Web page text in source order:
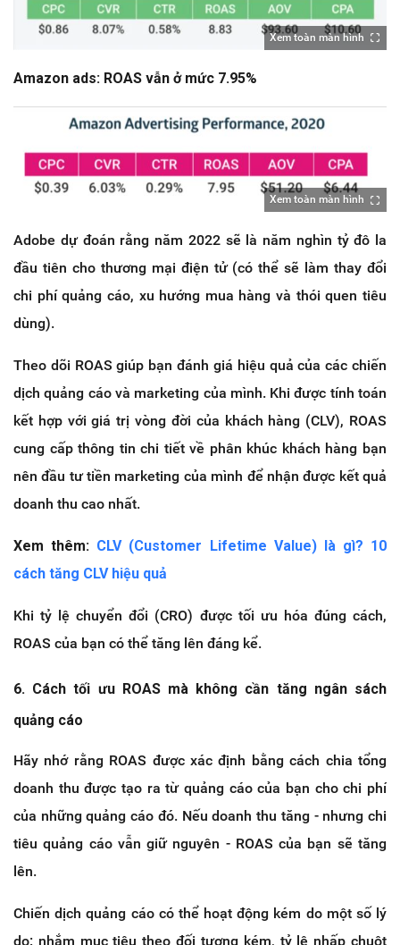
Xem toàn màn hình
Amazon ads: ROAS vẫn ở mức 7.95%
Xem toàn màn hình
Adobe dự đoán rằng năm 2022 sẽ là năm nghìn tỷ đô la
đầu tiên cho thương mại điện tử (có thể sẽ làm thay đổi
chi phí quảng cáo, xu hướng mua hàng và thói quen tiêu
dùng).
Theo dõi ROAS giúp bạn đánh giá hiệu quả của các chiến
dịch quảng cáo và marketing của mình. Khi được tính toán
kết hợp với giá trị vòng đời của khách hàng (CLV), ROAS
cung cấp thông tin chi tiết về phân khúc khách hàng bạn
nên đầu tư tiền marketing của mình để nhận được kết quả
doanh thu cao nhất.
Xem thêm: CLV (Customer Lifetime Value) là gì? 10
cách tăng CLV hiệu quả
Khi tỷ lệ chuyển đổi (CRO) được tối ưu hóa đúng cách,
ROAS của bạn có thể tăng lên đáng kể.
6. Cách tối ưu ROAS mà không cần tăng ngân sách
quảng cáo
Hãy nhớ rằng ROAS được xác định bằng cách chia tổng
doanh thu được tạo ra từ quảng cáo của bạn cho chi phí
của những quảng cáo đó. Nếu doanh thu tăng - nhưng chi
tiêu quảng cáo vẫn giữ nguyên - ROAS của bạn sẽ tăng
lên.
Chiến dịch quảng cáo có thể hoạt động kém do một số lý
do: nhắm mục tiêu theo đối tượng kém, tỷ lệ nhấp chuột